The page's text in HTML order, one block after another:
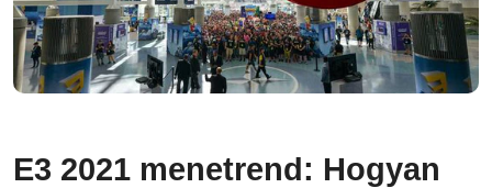
E3 2021 menetrend: Hogyan